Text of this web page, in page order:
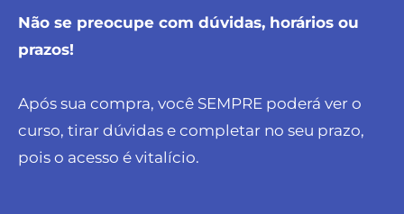
Não se preocupe com dúvidas, horários ou
prazos!
Após sua compra, você SEMPRE poderá ver o
curso, tirar dúvidas e completar no seu prazo,
pois o acesso é vitalício.